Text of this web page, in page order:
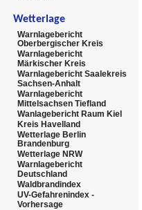
Wetterlage
Warnlagebericht
Oberbergischer Kreis
Warnlagebericht
Märkischer Kreis
Warnlagebericht Saalekreis
Sachsen-Anhalt
Warnlagebericht
Mittelsachsen Tiefland
Wanlagebericht Raum Kiel
Kreis Havelland
Wetterlage Berlin
Brandenburg
Wetterlage NRW
Warnlagebericht
Deutschland
Waldbrandindex
UV-Gefahrenindex -
Vorhersage